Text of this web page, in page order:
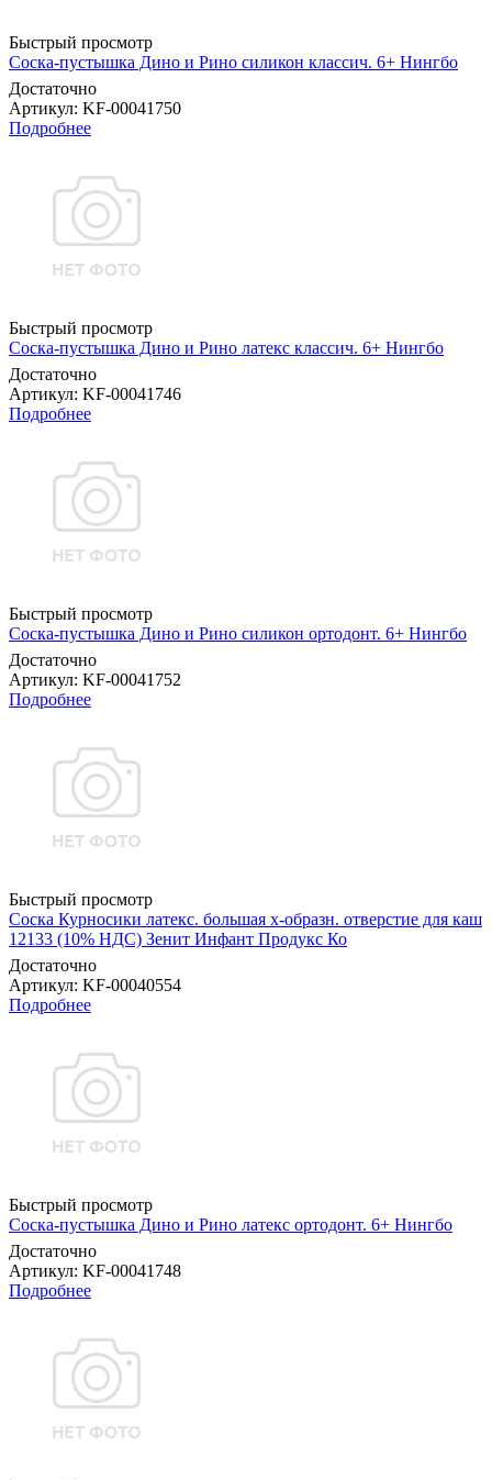
Быстрый просмотр
Соска-пустышка Дино и Рино силикон классич. 6+ Нингбо
Достаточно
Артикул: KF-00041750
Подробнее
Быстрый просмотр
Соска-пустышка Дино и Рино латекс классич. 6+ Нингбо
Достаточно
Артикул: KF-00041746
Подробнее
Быстрый просмотр
Соска-пустышка Дино и Рино силикон ортодонт. 6+ Нингбо
Достаточно
Артикул: KF-00041752
Подробнее
Быстрый просмотр
Соска Курносики латекс. большая х-образн. отверстие для каш
12133 (10% НДС) Зенит Инфант Продукс Ко
Достаточно
Артикул: KF-00040554
Подробнее
Быстрый просмотр
Соска-пустышка Дино и Рино латекс ортодонт. 6+ Нингбо
Достаточно
Артикул: KF-00041748
Подробнее